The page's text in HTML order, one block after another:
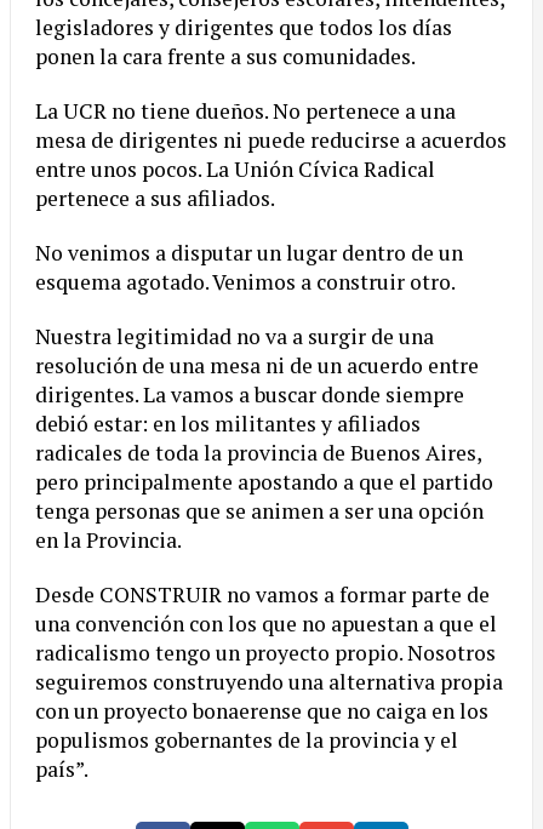
legisladores y dirigentes que todos los días
ponen la cara frente a sus comunidades.
La UCR no tiene dueños. No pertenece a una
mesa de dirigentes ni puede reducirse a acuerdos
entre unos pocos. La Unión Cívica Radical
pertenece a sus afiliados.
No venimos a disputar un lugar dentro de un
esquema agotado. Venimos a construir otro.
Nuestra legitimidad no va a surgir de una
resolución de una mesa ni de un acuerdo entre
dirigentes. La vamos a buscar donde siempre
debió estar: en los militantes y afiliados
radicales de toda la provincia de Buenos Aires,
pero principalmente apostando a que el partido
tenga personas que se animen a ser una opción
en la Provincia.
Desde CONSTRUIR no vamos a formar parte de
una convención con los que no apuestan a que el
radicalismo tengo un proyecto propio. Nosotros
seguiremos construyendo una alternativa propia
con un proyecto bonaerense que no caiga en los
populismos gobernantes de la provincia y el
país”.